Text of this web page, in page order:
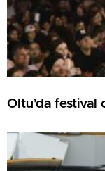
Oltu’da festival